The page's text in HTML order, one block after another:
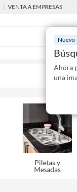
| VENTA A EMPRESAS
Nuevo
Ahora
una
Piletas y
Mesadas